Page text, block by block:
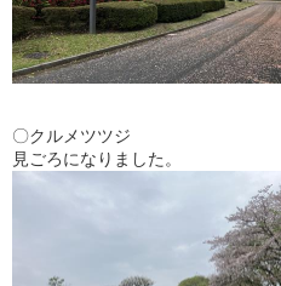
〇クルメツツジ
見ごろになりました。